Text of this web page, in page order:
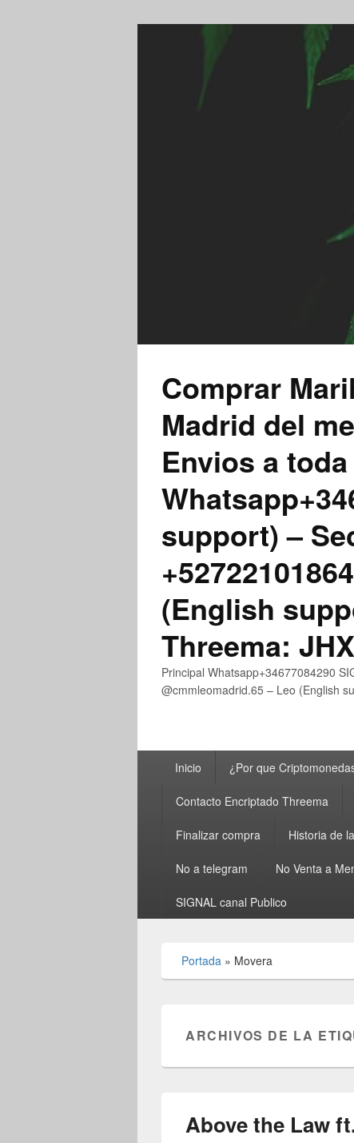
Comprar
Madrid del
Envios a
support) –
(English
Threema:
Principal Whatsapp+34677084290
@cmmleomadrid.65 – Leo (English
principalInicio ¿Por que
Contacto Encriptado Threema
Finalizar compra Historia de
No a telegram No Venta a
SIGNAL canal Publico
Portada » Movera
ARCHIVOS DE LA
Above the Law